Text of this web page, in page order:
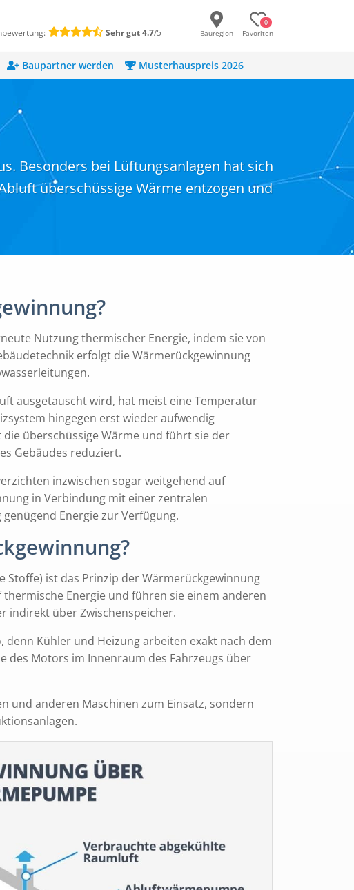
Sehr gut4.7/5 Bauregion
0
Favoriten
Baupartner werden Musterhauspreis 2026
Besonders bei Lüftungsanlagen hat sich
überschüssige Wärme entzogen und
Nutzung thermischer Energie, indem sie von
erfolgt die Wärmerückgewinnung
ausgetauscht wird, hat meist eine Temperatur
hingegen erst wieder aufwendig
überschüssige Wärme und führt sie der
Gebäudes reduziert.
inzwischen sogar weitgehend auf
in Verbindung mit einer zentralen
Energie zur Verfügung.
Stoffe) ist das Prinzip der Wärmerückgewinnung
Energie und führen sie einem anderen
indirekt über Zwischenspeicher.
Kühler und Heizung arbeiten exakt nach dem
des Motors im Innenraum des Fahrzeugs über
und anderen Maschinen zum Einsatz, sondern